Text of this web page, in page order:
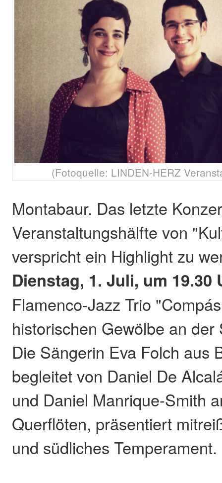
(Fotoquelle: LINDEN-HERZ
Montabaur. Das letzte
Veranstaltungshälfte von
verspricht ein Highlight zu
Dienstag, 1. Juli, um 19.30
Flamenco-Jazz Trio
historischen Gewölbe an
Die Sängerin Eva Folch aus
begleitet von Daniel De
und Daniel Manrique-Smith
Querflöten, präsentiert
und südliches Temperament.